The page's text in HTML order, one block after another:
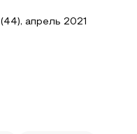
апрель 2021